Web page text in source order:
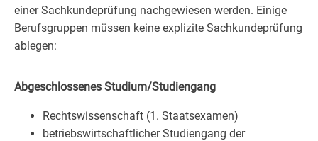
einer Sachkundeprüfung nachgewiesen werden. Einige
Berufsgruppen müssen keine explizite Sachkundeprüfung
ablegen:
Abgeschlossenes Studium/Studiengang
Rechtswissenschaft (1. Staatsexamen)
betriebswirtschaftlicher Studiengang der